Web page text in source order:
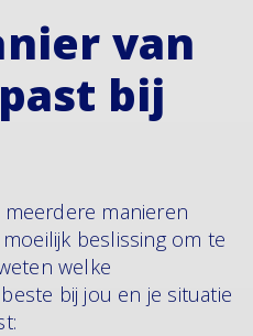
van
bij
manieren
beslissing om te
welke
bij jou en je situatie